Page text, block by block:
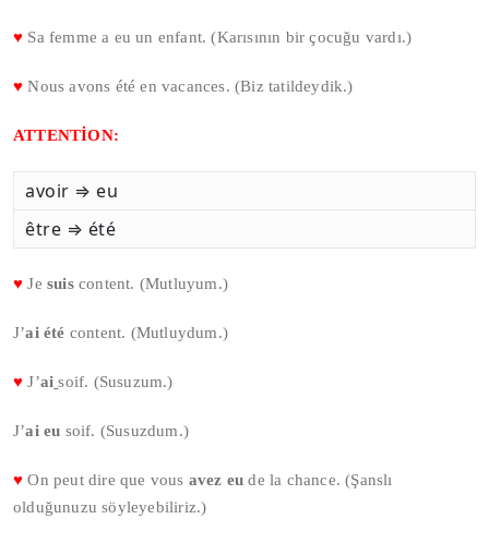
♥ Sa femme a eu un enfant. (Karısının bir çocuğu vardı.)
♥ Nous avons été en vacances. (Biz tatildeydik.)
ATTENTİON:
avoir ⇒ eu
être ⇒ été
♥ Jesuiscontent. (Mutluyum.)
J’ai été content. (Mutluydum.)
♥ J’ai soif. (Susuzum.)
J’ai eu soif. (Susuzdum.)
♥ On peut dire que vous avez eu de la chance. (Şanslı
olduğunuzu söyleyebiliriz.)